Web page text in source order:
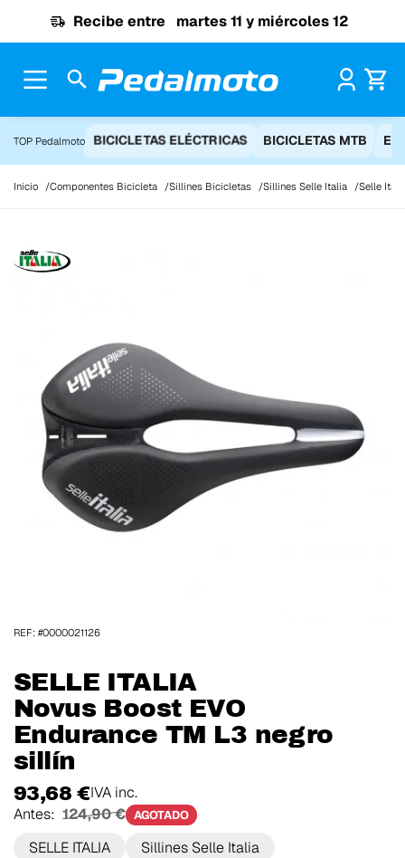
Recibe entre martes 11 y miércoles 12
TOP Pedalmoto BICICLETAS ELÉCTRICAS BICICLETAS MTB
Inicio Componentes Bicicleta Sillines Bicicletas Sillines Selle Italia Selle
SELLE ITALIA
Novus Boost EVO
Endurance TM L3 negro
sillín
93,68 €IVA inc.
Antes: 124,90 € AGOTADO
SELLE ITALIA Sillines Selle Italia
REF: #0000021126